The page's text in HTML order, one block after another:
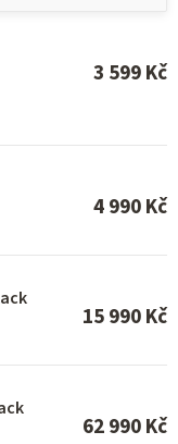
3 599 Kč
4 990 Kč
15 990 Kč
62 990 Kč